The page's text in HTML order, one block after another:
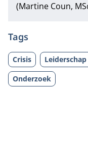
(Martine Coun,
Tags
Crisis
Onderzoek